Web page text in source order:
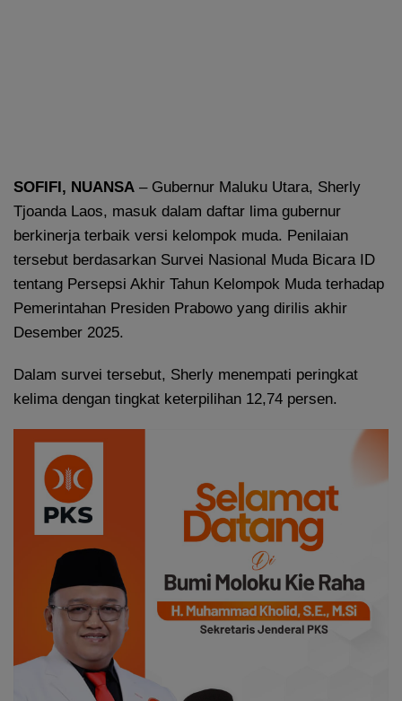
SOFIFI, NUANSA – Gubernur Maluku Utara, Sherly
Tjoanda Laos, masuk dalam daftar lima gubernur
berkinerja terbaik versi kelompok muda. Penilaian
tersebut berdasarkan Survei Nasional Muda Bicara ID
tentang Persepsi Akhir Tahun Kelompok Muda terhadap
Pemerintahan Presiden Prabowo yang dirilis akhir
Desember 2025.
Dalam survei tersebut, Sherly menempati peringkat
kelima dengan tingkat keterpilihan 12,74 persen.